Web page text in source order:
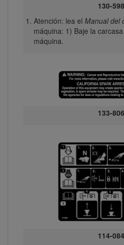
130-
Atención: lea el Manual del
máquina: 1) Baje la
máquina.
133-
114-